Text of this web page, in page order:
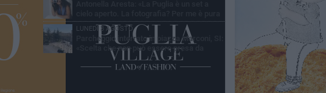
poesia»
LUNEDÌ 3 AGOSTO
Parcheggio interrato in piazza Marconi, SI:
«Scelta che non può essere presa da